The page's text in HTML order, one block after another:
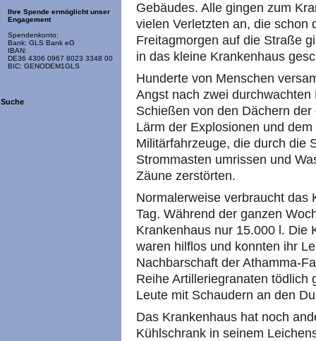
Ihre Spende ermöglicht unser
Engagement
Spendenkonto:
Bank: GLS Bank eG
IBAN:
DE36 4306 0967 8023 3348 00
BIC: GENODEM1GLS
Suche
Gebäudes. Alle gingen zum
vielen Verletzten an, die schon
Freitagmorgen auf die Straße
in das kleine Krankenhaus
Hunderte von Menschen
Angst nach zwei
Schießen von den Dächern
Lärm der Explosionen und
Militärfahrzeuge, die durch die
Strommasten umrissen und
Zäune zerstörten.
Normalerweise verbraucht das
Tag. Während der ganzen
Krankenhaus nur 15.000 l. Die
waren hilflos und konnten ihr
Nachbarschaft der Athamma-
Reihe Artilleriegranaten tödlich
Leute mit Schaudern an den
Das Krankenhaus hat noch
Kühlschrank in seinem